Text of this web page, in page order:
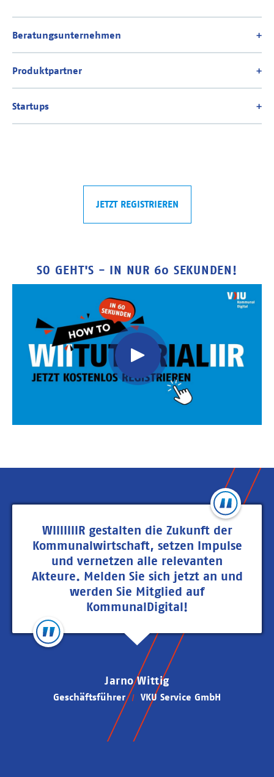
JETZT REGISTRIEREN
SO GEHT'S - IN NUR 60 SEKUNDEN!
WIIIIIIIR gestalten die Zukunft der
Kommunalwirtschaft, setzen Impulse
und vernetzen alle relevanten
Akteure. Melden Sie sich jetzt an und
werden Sie Mitglied auf
KommunalDigital!
Jarno Wittig
Geschäftsführer VKU Service GmbH